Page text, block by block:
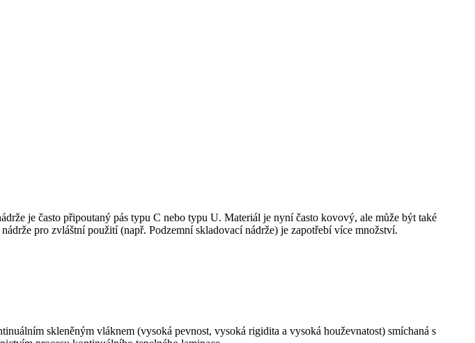
je často připoutaný pás typu C nebo typu U. Materiál je nyní často kovový, ale může být také
pro zvláštní použití (např. Podzemní skladovací nádrže) je zapotřebí více množství.
skleněným vláknem (vysoká pevnost, vysoká rigidita a vysoká houževnatost) smíchaná s